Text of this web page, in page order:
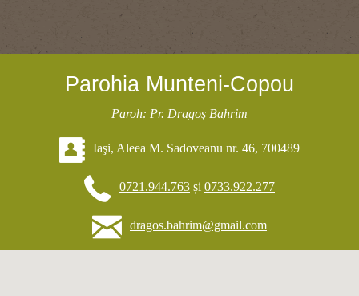
Parohia Munteni-Copou
Paroh: Pr. Dragoş Bahrim
Iaşi, Aleea M. Sadoveanu nr. 46, 700489
0721.944.763 și 0733.922.277
dragos.bahrim@gmail.com